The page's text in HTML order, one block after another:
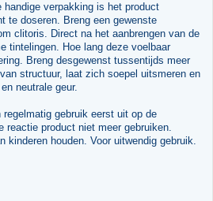
handige verpakking is het product
te doseren. Breng een gewenste
clitoris. Direct na het aanbrengen van de
tintelingen. Hoe lang deze voelbaar
Breng desgewenst tussentijds meer
structuur, laat zich soepel uitsmeren en
neutrale geur.
gebruik eerst uit op de
reactie product niet meer gebruiken.
kinderen houden. Voor uitwendig gebruik.